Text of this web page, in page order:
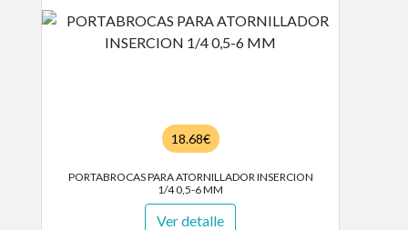
18.68€
PORTABROCAS PARA ATORNILLADOR INSERCION
1/4 0,5-6 MM
Ver detalle